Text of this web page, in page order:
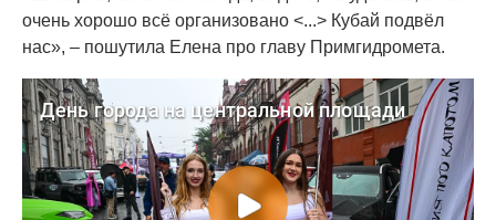
очень хорошо всё организовано <...> Кубай подвёл
нас», – пошутила Елена про главу Примгидромета.